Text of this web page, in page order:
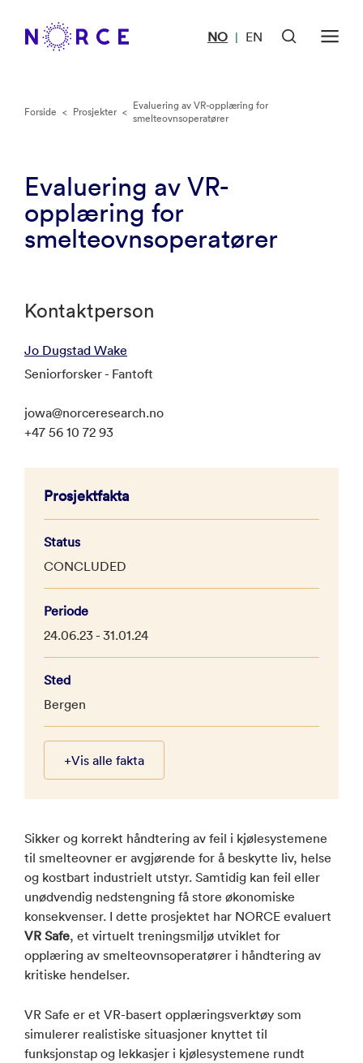
NO | EN
Forside < Prosjekter < Evaluering av VR-opplæring for
smelteovnsoperatører
Evaluering av VR-
opplæring for
smelteovnsoperatører
Kontaktperson
Jo Dugstad Wake
Seniorforsker - Fantoft
jowa@norceresearch.no
+47 56 10 72 93
Prosjektfakta
Status
CONCLUDED
Periode
24.06.23 - 31.01.24
Sted
Bergen
+Vis alle fakta
Sikker og korrekt håndtering av feil i kjølesystemene
til smelteovner er avgjørende for å beskytte liv, helse
og kostbart industrielt utstyr. Samtidig kan feil eller
unødvendig nedstengning få store økonomiske
konsekvenser. I dette prosjektet har NORCE evaluert
VR Safe, et virtuelt treningsmiljø utviklet for
opplæring av smelteovnsoperatører i håndtering av
kritiske hendelser.
VR Safe er et VR-basert opplæringsverktøy som
simulerer realistiske situasjoner knyttet til
funksjonstap og lekkasjer i kjølesystemene rundt